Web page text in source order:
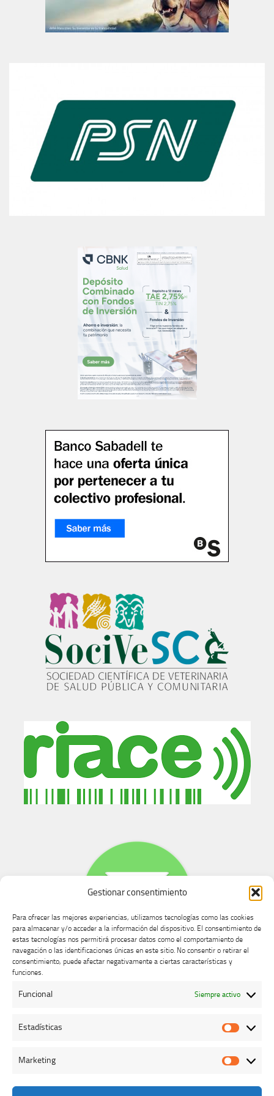
Gestionar consentimiento
Para ofrecer las mejores experiencias, utilizamos tecnologías como las cookies
para almacenar y/o acceder a la información del dispositivo. El consentimiento de
estas tecnologías nos permitirá procesar datos como el comportamiento de
navegación o las identificaciones únicas en este sitio. No consentir o retirar el
consentimiento, puede afectar negativamente a ciertas características y
funciones.
Funcional Siempre activo
Estadísticas
Marketing
Buzón de dudas, quejas y sugerencias